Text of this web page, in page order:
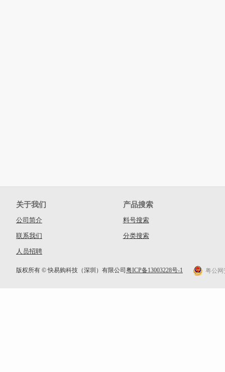
关于我们
公司简介
联系我们
人员招聘
产品搜索
料号搜索
分类搜索
版权所有 © 快易购科技（深圳）有限公司 粤ICP备13003228号-1 粤公网